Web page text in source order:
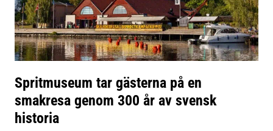
Spritmuseum tar gästerna på en
smakresa genom 300 år av svensk
historia